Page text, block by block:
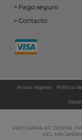
Pago seguro
Contacto
Avisos legales Política
PROGRAMA KIT DIGITAL
DEL